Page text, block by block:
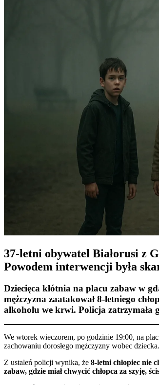
37-letni obywatel Białorusi z
Powodem interwencji była
Dziecięca kłótnia na placu zabaw w
mężczyzna zaatakował 8-letniego
alkoholu we krwi. Policja zatrzymała
We wtorek wieczorem, po godzinie 19:00, na
zachowaniu dorosłego mężczyzny wobec
Z ustaleń policji wynika, że 8-letni chłopiec nie
zabaw, gdzie miał chwycić chłopca za szyję,